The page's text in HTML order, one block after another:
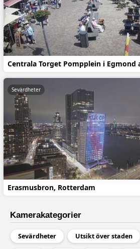
Centrala Torget Pompplein i Egmond
Erasmusbron, Rotterdam
Sevärdheter
Kamerakategorier
Sevärdheter Utsikt över staden